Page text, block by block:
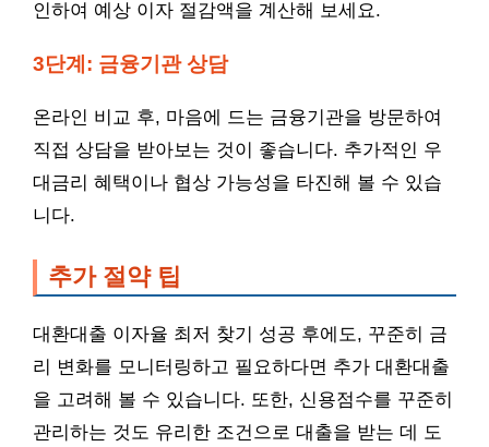
인하여 예상 이자 절감액을 계산해 보세요.
3단계: 금융기관 상담
온라인 비교 후, 마음에 드는 금융기관을 방문하여
직접 상담을 받아보는 것이 좋습니다. 추가적인 우
대금리 혜택이나 협상 가능성을 타진해 볼 수 있습
니다.
추가 절약 팁
대환대출 이자율 최저 찾기 성공 후에도, 꾸준히 금
리 변화를 모니터링하고 필요하다면 추가 대환대출
을 고려해 볼 수 있습니다. 또한, 신용점수를 꾸준히
관리하는 것도 유리한 조건으로 대출을 받는 데 도